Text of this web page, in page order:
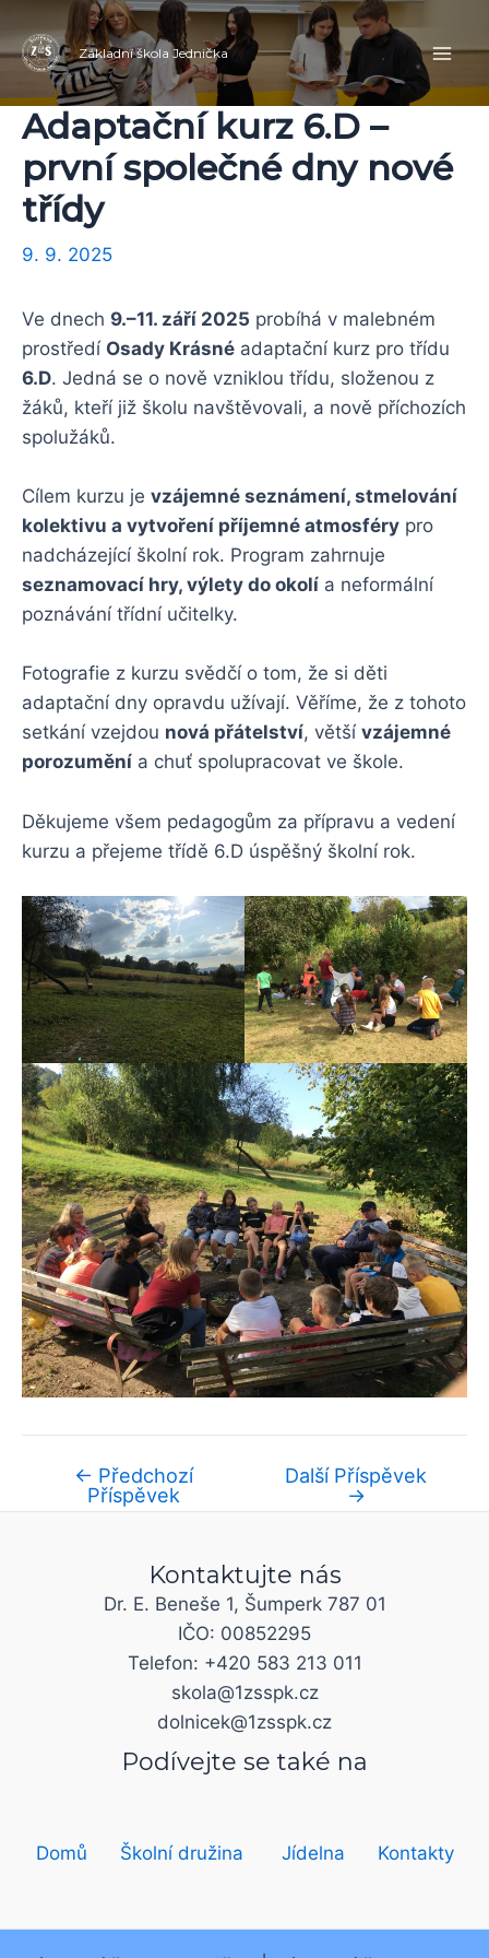
Přeskočit
na
obsah
Základní škola Jednička
Adaptační kurz 6.D –
první společné dny nové
třídy
9. 9. 2025
Ve dnech 9.–11. září 2025 probíhá v malebném
prostředí Osady Krásné adaptační kurz pro třídu
6.D. Jedná se o nově vzniklou třídu, složenou z
žáků, kteří již školu navštěvovali, a nově příchozích
spolužáků.
Cílem kurzu je vzájemné seznámení, stmelování
kolektivu a vytvoření příjemné atmosféry pro
nadcházející školní rok. Program zahrnuje
seznamovací hry, výlety do okolí a neformální
poznávání třídní učitelky.
Fotografie z kurzu svědčí o tom, že si děti
adaptační dny opravdu užívají. Věříme, že z tohoto
setkání vzejdou nová přátelství, větší vzájemné
porozumění a chuť spolupracovat ve škole.
Děkujeme všem pedagogům za přípravu a vedení
kurzu a přejeme třídě 6.D úspěšný školní rok.
Navigace
pro
příspěvek
← Předchozí
Příspěvek
Další Příspěvek
→
Kontaktujte nás
Dr. E. Beneše 1, Šumperk 787 01
IČO: 00852295
Telefon: +420 583 213 011
skola@1zsspk.cz
dolnicek@1zsspk.cz
Podívejte se také na
Domů Školní družina Jídelna Kontakty